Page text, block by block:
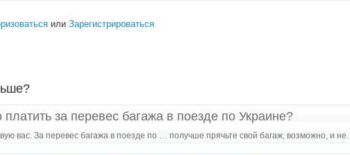
или Зарегистрироваться
платить за перевес багажа в поезде по Украине?
вас. За перевес багажа в поезде по … получше прячьте свой багаж, возможно, и